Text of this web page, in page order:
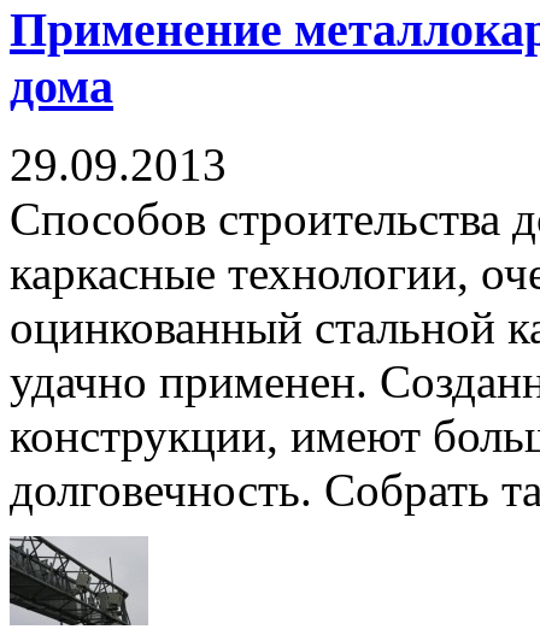
Применение
дома
29.09.2013
Способов
каркасные технологии,
оцинкованный стальной
удачно применен.
конструкции, имеют
долговечность. Собрать